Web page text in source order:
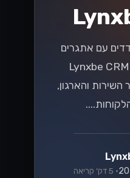
מה
בישראל, עסקים
קטנים ובינוניים (SMBs) מתמודדים עם
גלו תובנות